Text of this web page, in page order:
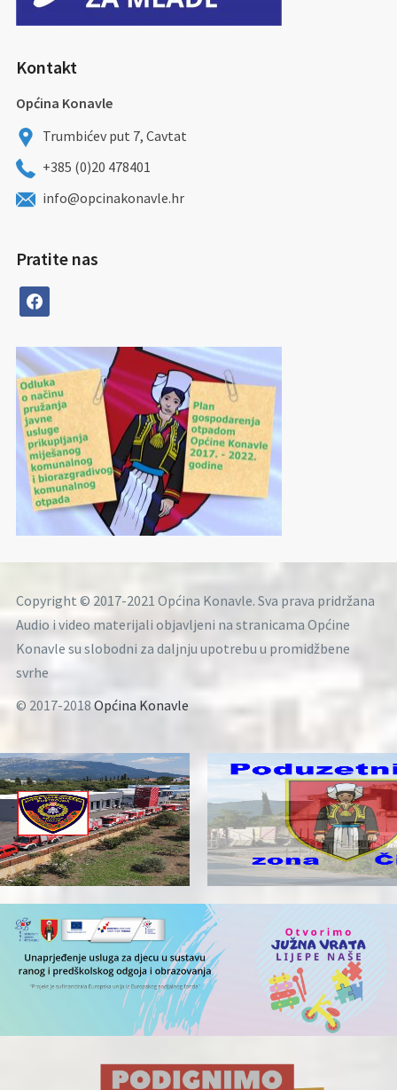
Kontakt
Općina Konavle
Trumbićev put 7, Cavtat
+385 (0)20 478401
info@opcinakonavle.hr
Pratite nas
facebook
Copyright © 2017-2021 Općina Konavle. Sva prava pridržana
Audio i video materijali objavljeni na stranicama Općine
Konavle su slobodni za daljnju upotrebu u promidžbene
svrhe
© 2017-2018 Općina Konavle